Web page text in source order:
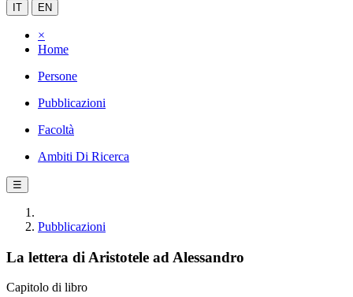
IT EN
×
Home
Persone
Pubblicazioni
Facoltà
Ambiti Di Ricerca
☰
Pubblicazioni
La lettera di Aristotele ad Alessandro
Capitolo di libro